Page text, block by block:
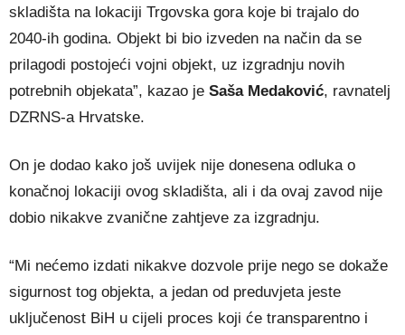
skladišta na lokaciji Trgovska gora koje bi trajalo do
2040-ih godina. Objekt bi bio izveden na način da se
prilagodi postojeći vojni objekt, uz izgradnju novih
potrebnih objekata”, kazao je Saša Medaković, ravnatelj
DZRNS-a Hrvatske.
On je dodao kako još uvijek nije donesena odluka o
konačnoj lokaciji ovog skladišta, ali i da ovaj zavod nije
dobio nikakve zvanične zahtjeve za izgradnju.
“Mi nećemo izdati nikakve dozvole prije nego se dokaže
sigurnost tog objekta, a jedan od preduvjeta jeste
uključenost BiH u cijeli proces koji će transparentno i